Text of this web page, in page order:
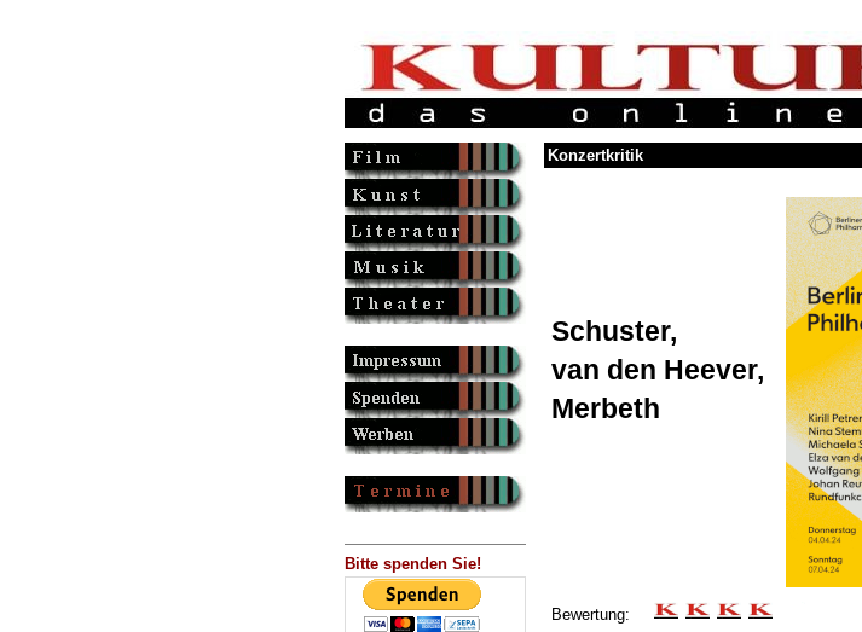
Bitte spenden Sie!
Konzertkritik
Schuster,
van den Heever,
Merbeth
Bewertung: